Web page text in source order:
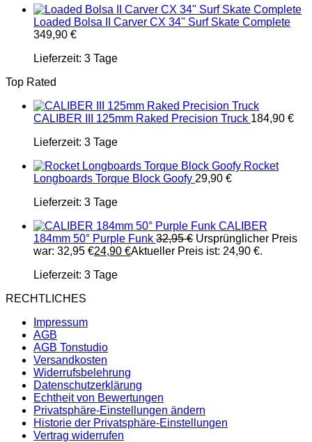
Loaded Bolsa II Carver CX 34" Surf Skate Complete
349,90 €
Lieferzeit: 3 Tage
Top Rated
CALIBER III 125mm Raked Precision Truck 184,90 €
Lieferzeit: 3 Tage
Rocket
Longboards Torque Block Goofy 29,90 €
Lieferzeit: 3 Tage
CALIBER
184mm 50° Purple Funk 32,95€ Ursprünglicher Preis
war: 32,95 €24,90 €Aktueller Preis ist: 24,90 €.
Lieferzeit: 3 Tage
RECHTLICHES
Impressum
AGB
AGB Tonstudio
Versandkosten
Widerrufsbelehrung
Datenschutzerklärung
Echtheit von Bewertungen
Privatsphäre-Einstellungen ändern
Historie der Privatsphäre-Einstellungen
Vertrag widerrufen